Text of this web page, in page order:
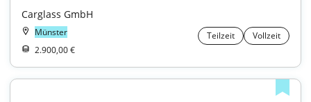
Carglass GmbH
Münster Teilzeit
Vollzeit
2.900,00 €